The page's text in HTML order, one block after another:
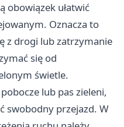
obowiązek ułatwić
Oznacza to
z drogi lub zatrzymanie
się od
świetle.
lub pas zieleni,
swobodny przejazd. W